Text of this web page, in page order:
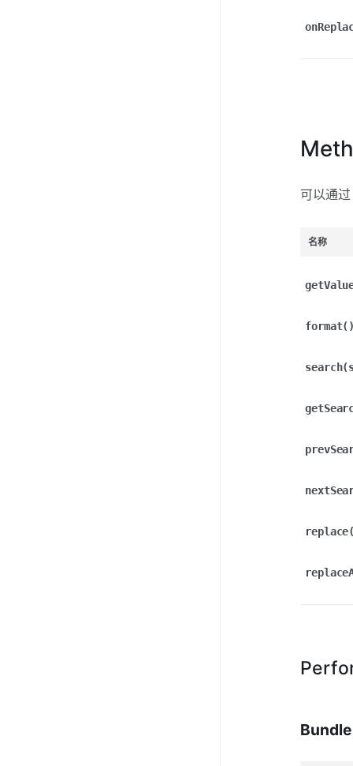
可以通
名称